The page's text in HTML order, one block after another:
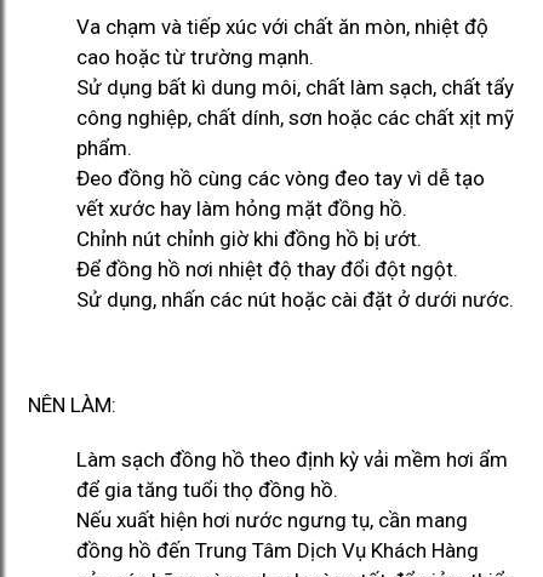
Va chạm và tiếp xúc với chất ăn mòn, nhiệt độ
cao hoặc từ trường mạnh.
Sử dụng bất kì dung môi, chất làm sạch, chất tẩy
công nghiệp, chất dính, sơn hoặc các chất xịt mỹ
phẩm.
Đeo đồng hồ cùng các vòng đeo tay vì dễ tạo
vết xước hay làm hỏng mặt đồng hồ.
Chỉnh nút chỉnh giờ khi đồng hồ bị ướt.
Để đồng hồ nơi nhiệt độ thay đổi đột ngột.
Sử dụng, nhấn các nút hoặc cài đặt ở dưới nước.
NÊN LÀM:
Làm sạch đồng hồ theo định kỳ vải mềm hơi ẩm
để gia tăng tuổi thọ đồng hồ.
Nếu xuất hiện hơi nước ngưng tụ, cần mang
đồng hồ đến Trung Tâm Dịch Vụ Khách Hàng